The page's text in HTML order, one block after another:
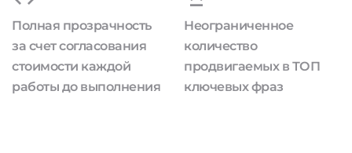
Полная прозрачность
за счет согласования
стоимости каждой
работы до выполнения
Неограниченное
количество
продвигаемых в ТОП
ключевых фраз